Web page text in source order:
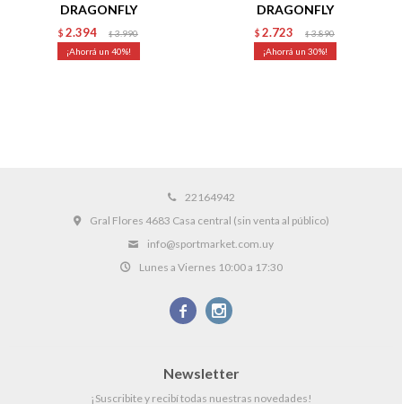
DRAGONFLY
$ 2.394 $ 3.990
40
DRAGONFLY
$ 2.723 $ 3.890
30
22164942
Gral Flores 4683 Casa central (sin venta al público)
info@sportmarket.com.uy
Lunes a Viernes 10:00 a 17:30
 
Newsletter
¡Suscribite y recibí todas nuestras novedades!